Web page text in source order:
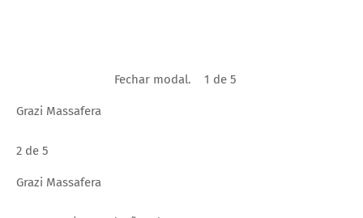
Fechar modal. 1 de 5
Grazi Massafera
2 de 5
Grazi Massafera